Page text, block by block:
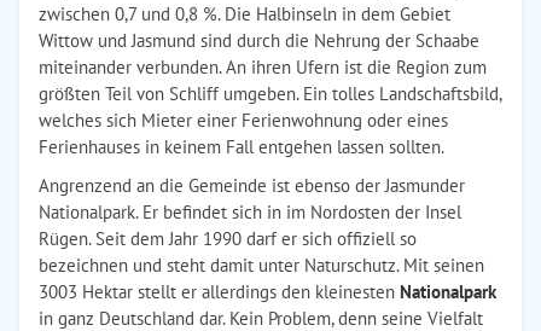
zwischen 0,7 und 0,8 %. Die Halbinseln in dem Gebiet
Wittow und Jasmund sind durch die Nehrung der Schaabe
miteinander verbunden. An ihren Ufern ist die Region zum
größten Teil von Schliff umgeben. Ein tolles Landschaftsbild,
welches sich Mieter einer Ferienwohnung oder eines
Ferienhauses in keinem Fall entgehen lassen sollten.
Angrenzend an die Gemeinde ist ebenso der Jasmunder
Nationalpark. Er befindet sich in im Nordosten der Insel
Rügen. Seit dem Jahr 1990 darf er sich offiziell so
bezeichnen und steht damit unter Naturschutz. Mit seinen
3003 Hektar stellt er allerdings den kleinesten Nationalpark
in ganz Deutschland dar. Kein Problem, denn seine Vielfalt